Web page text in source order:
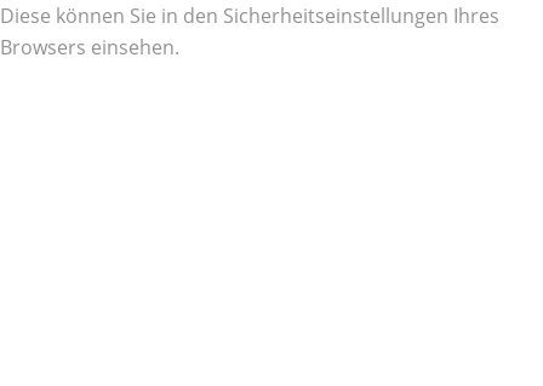
Diese können Sie in den Sicherheitseinstellungen Ihres
Browsers einsehen.